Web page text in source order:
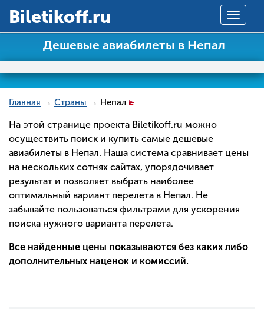
Toggle
Вiletikoff.ru
Дешевые авиабилеты в Непал
Главная → Страны → Непал
На этой странице проекта Biletikoff.ru можно
осуществить поиск и купить самые дешевые
авиабилеты в Непал. Наша система сравнивает цены
на нескольких сотнях сайтах, упорядочивает
результат и позволяет выбрать наиболее
оптимальный вариант перелета в Непал. Не
забывайте пользоваться фильтрами для ускорения
поиска нужного варианта перелета.
Все найденные цены показываются без каких либо
дополнительных наценок и комиссий.